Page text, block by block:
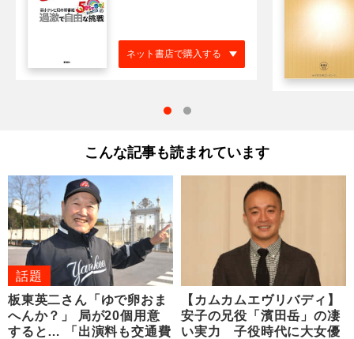
ネット書店で購入する
こんな記事も読まれています
話題
板東英二さん「ゆで卵おま
へんか？」 局が20個用意
すると… 「出演料も交通費
【カムカムエヴリバディ】
安子の兄役「濱田岳」の凄
い実力 子役時代に大女優